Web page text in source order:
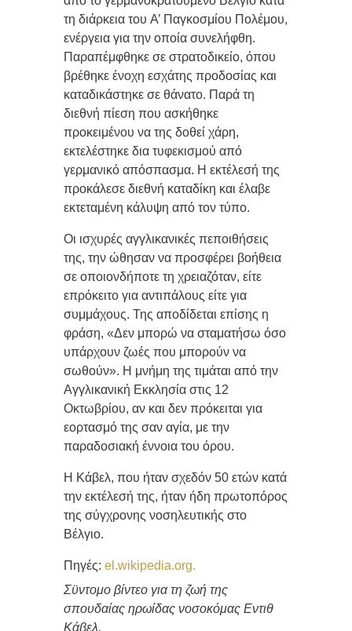
τη διάρκεια του A’ Παγκοσμίου Πολέμου,
ενέργεια για την οποία συνελήφθη.
Παραπέμφθηκε σε στρατοδικείο, όπου
βρέθηκε ένοχη εσχάτης προδοσίας και
καταδικάστηκε σε θάνατο. Παρά τη
διεθνή πίεση που ασκήθηκε
προκειμένου να της δοθεί χάρη,
εκτελέστηκε δια τυφεκισμού από
γερμανικό απόσπασμα. Η εκτέλεσή της
προκάλεσε διεθνή καταδίκη και έλαβε
εκτεταμένη κάλυψη από τον τύπο.
Οι ισχυρές αγγλικανικές πεποιθήσεις
της, την ώθησαν να προσφέρει βοήθεια
σε οποιονδήποτε τη χρειαζόταν, είτε
επρόκειτο για αντιπάλους είτε για
συμμάχους. Της αποδίδεται επίσης η
φράση, «Δεν μπορώ να σταματήσω όσο
υπάρχουν ζωές που μπορούν να
σωθούν». Η μνήμη της τιμάται από την
Αγγλικανική Εκκλησία στις 12
Οκτωβρίου, αν και δεν πρόκειται για
εορτασμό της σαν αγία, με την
παραδοσιακή έννοια του όρου.
Η Κάβελ, που ήταν σχεδόν 50 ετών κατά
την εκτέλεσή της, ήταν ήδη πρωτοπόρος
της σύγχρονης νοσηλευτικής στο
Βέλγιο.
Πηγές: el.wikipedia.org.
Σϋντομο βίντεο για τη ζωή της
σπουδαίας ηρωίδας νοσοκόμας Εντιθ
Κάβελ.